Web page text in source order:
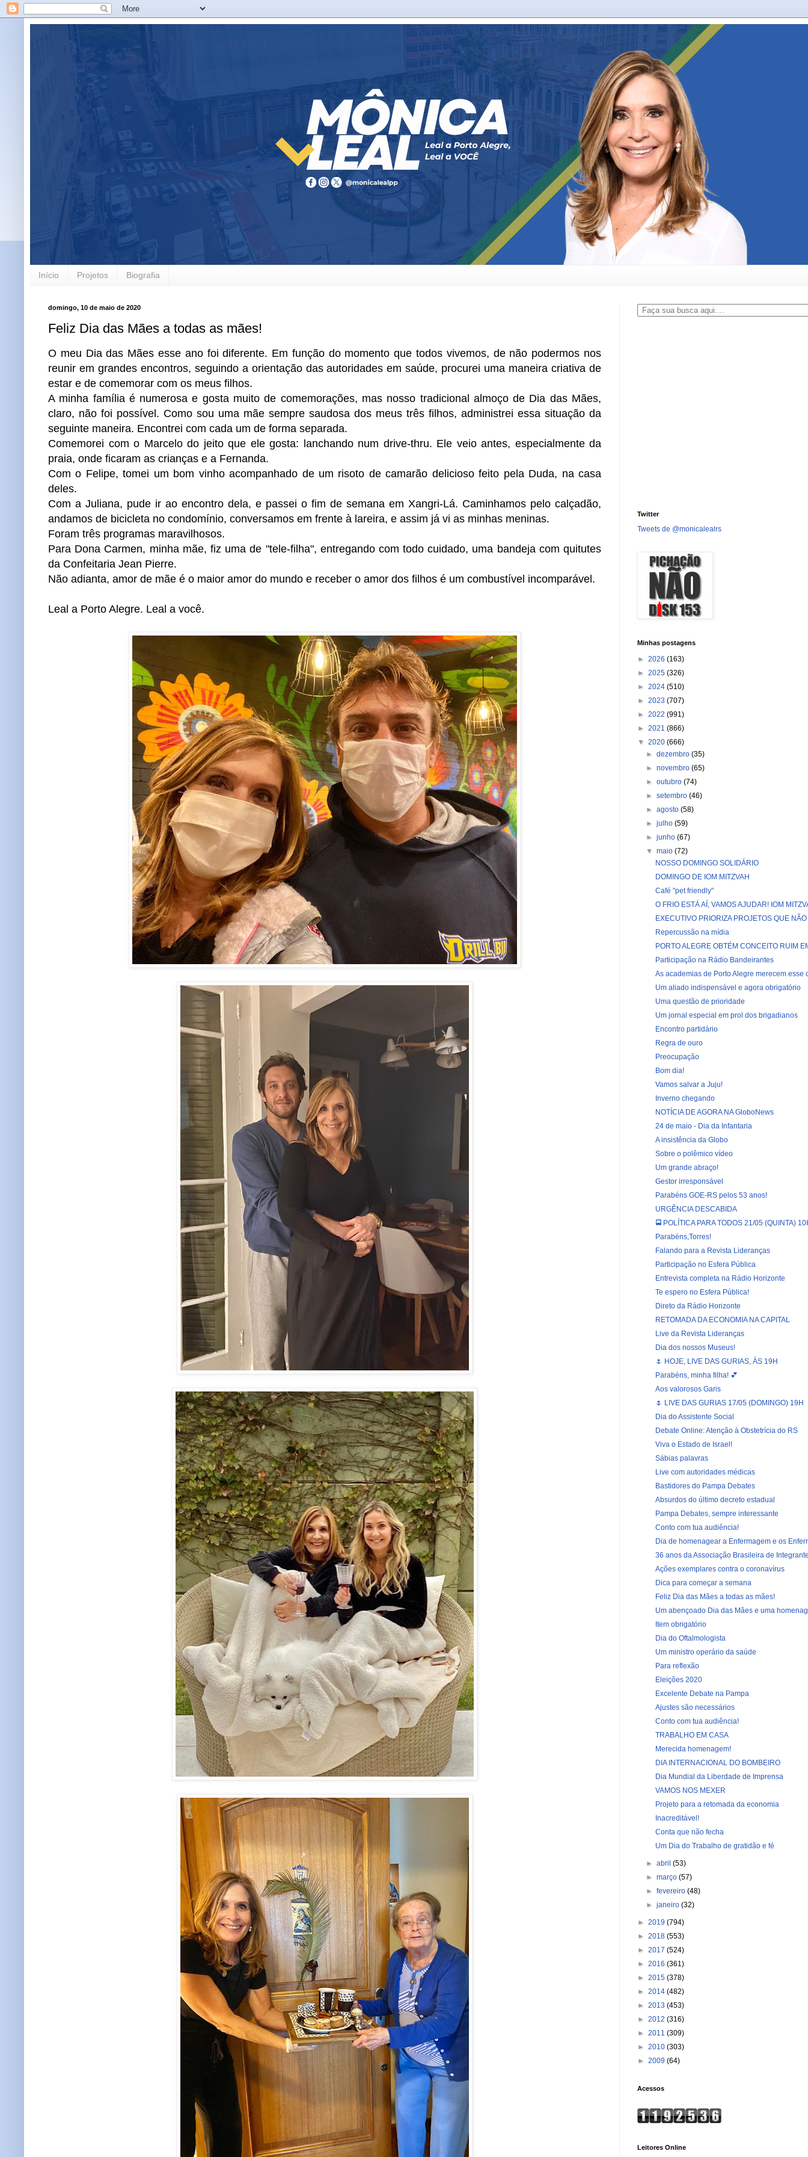
Início Projetos Biografia
domingo, 10 de maio de 2020
Feliz Dia das Mães a todas as mães!
O meu Dia das Mães esse ano foi diferente. Em função do momento que todos vivemos, de não podermos nos
reunir em grandes encontros, seguindo a orientação das autoridades em saúde, procurei uma maneira criativa de
estar e de comemorar com os meus filhos.
A minha família é numerosa e gosta muito de comemorações, mas nosso tradicional almoço de Dia das Mães,
claro, não foi possível. Como sou uma mãe sempre saudosa dos meus três filhos, administrei essa situação da
seguinte maneira. Encontrei com cada um de forma separada.
Comemorei com o Marcelo do jeito que ele gosta: lanchando num drive-thru. Ele veio antes, especialmente da
praia, onde ficaram as crianças e a Fernanda.
Com o Felipe, tomei um bom vinho acompanhado de um risoto de camarão delicioso feito pela Duda, na casa
deles.
Com a Juliana, pude ir ao encontro dela, e passei o fim de semana em Xangri-Lá. Caminhamos pelo calçadão,
andamos de bicicleta no condomínio, conversamos em frente à lareira, e assim já vi as minhas meninas.
Foram três programas maravilhosos.
Para Dona Carmen, minha mãe, fiz uma de "tele-filha", entregando com todo cuidado, uma bandeja com quitutes
da Confeitaria Jean Pierre.
Não adianta, amor de mãe é o maior amor do mundo e receber o amor dos filhos é um combustível incomparável.
Leal a Porto Alegre. Leal a você.
Twitter
Tweets de @monicalealrs
Minhas postagens
► 2026 (163)
► 2025 (326)
► 2024 (510)
► 2023 (707)
► 2022 (991)
► 2021 (866)
▼ 2020 (666)
►dezembro(35)
►novembro(65)
►outubro(74)
►setembro(46)
►agosto(58)
►julho(59)
►junho(67)
▼maio(72)
NOSSO DOMINGO SOLIDÁRIO
DOMINGO DE IOM MITZVAH
Café "pet friendly"
O FRIO ESTÁ AÍ, VAMOS AJUDAR! IOM
EXECUTIVO PRIORIZA PROJETOS QUE
Repercussão na mídia
PORTO ALEGRE OBTÉM CONCEITO RUIM
Participação na Rádio Bandeirantes
As academias de Porto Alegre merecem esse
Um aliado indispensável e agora obrigatório
Uma questão de prioridade
Um jornal especial em prol dos brigadianos
Encontro partidário
Regra de ouro
Preocupação
Bom dia!
Vamos salvar a Juju!
Inverno chegando
NOTÍCIA DE AGORA NA GloboNews
24 de maio - Dia da Infantaria
A insistência da Globo
Sobre o polêmico vídeo
Um grande abraço!
Gestor irresponsável
Parabéns GOE-RS pelos 53 anos!
URGÊNCIA DESCABIDA
🚍 POLÍTICA PARA TODOS 21/05 (QUINTA)
Parabéns,Torres!
Falando para a Revista Lideranças
Participação no Esfera Pública
Entrevista completa na Rádio Horizonte
Te espero no Esfera Pública!
Direto da Rádio Horizonte
RETOMADA DA ECONOMIA NA CAPITAL
Live da Revista Lideranças
Dia dos nossos Museus!
🌷 HOJE, LIVE DAS GURIAS, ÀS 19H
Parabéns, minha filha! 💕
Aos valorosos Garis
🌷 LIVE DAS GURIAS 17/05 (DOMINGO) 19H
Dia do Assistente Social
Debate Online: Atenção à Obstetrícia do RS
Viva o Estado de Israel!
Sábias palavras
Live com autoridades médicas
Bastidores do Pampa Debates
Absurdos do último decreto estadual
Pampa Debates, sempre interessante
Conto com tua audiência!
Dia de homenagear a Enfermagem e os
36 anos da Associação Brasileira de
Ações exemplares contra o coronavírus
Dica para começar a semana
Feliz Dia das Mães a todas as mães!
Um abençoado Dia das Mães e uma
Item obrigatório
Dia do Oftalmologista
Um ministro operário da saúde
Para reflexão
Eleições 2020
Excelente Debate na Pampa
Ajustes são necessários
Conto com tua audiência!
TRABALHO EM CASA
Merecida homenagem!
DIA INTERNACIONAL DO BOMBEIRO
Dia Mundial da Liberdade de Imprensa
VAMOS NOS MEXER
Projeto para a retomada da economia
Inacreditável!
Conta que não fecha
Um Dia do Trabalho de gratidão e fé
►abril(53)
►março(57)
►fevereiro(48)
►janeiro(32)
► 2019 (794)
► 2018 (553)
► 2017 (524)
► 2016 (361)
► 2015 (378)
► 2014 (482)
► 2013 (453)
► 2012 (316)
► 2011 (309)
► 2010 (303)
► 2009 (64)
Acessos
Leitores Online